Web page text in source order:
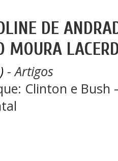
DE
MOURA
- Artigos
Clinton e Bush